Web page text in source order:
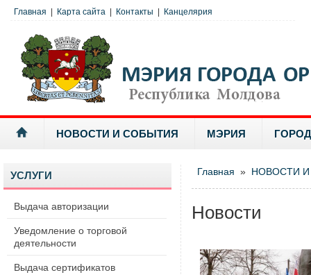
Главная Карта сайта Контакты Канцелярия
НОВОСТИ И СОБЫТИЯ МЭРИЯ
УСЛУГИ
Выдача авторизации
Уведомление о торговой
деятельности
Выдача сертификатов
Главная » НОВОСТИ
Новости